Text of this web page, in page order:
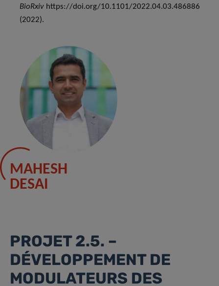
BioRxiv https://doi.org/10.1101/2022.04.03.486886
(2022).
MAHESH
DESAI
PROJET 2.5. –
DÉVELOPPEMENT DE
MODULATEURS DES